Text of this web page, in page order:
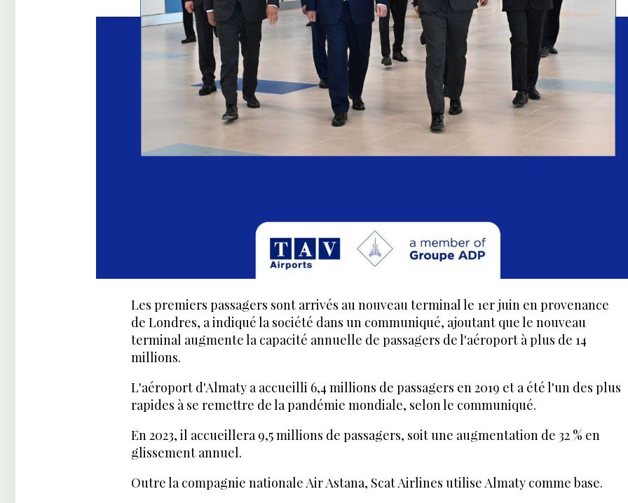
Les premiers passagers sont arrivés au nouveau terminal le 1er juin en provenance
de Londres, a indiqué la société dans un communiqué, ajoutant que le nouveau
terminal augmente la capacité annuelle de passagers de l'aéroport à plus de 14
millions.
L'aéroport d'Almaty a accueilli 6,4 millions de passagers en 2019 et a été l'un des plus
rapides à se remettre de la pandémie mondiale, selon le communiqué.
En 2023, il accueillera 9,5 millions de passagers, soit une augmentation de 32 % en
glissement annuel.
Outre la compagnie nationale Air Astana, Scat Airlines utilise Almaty comme base.